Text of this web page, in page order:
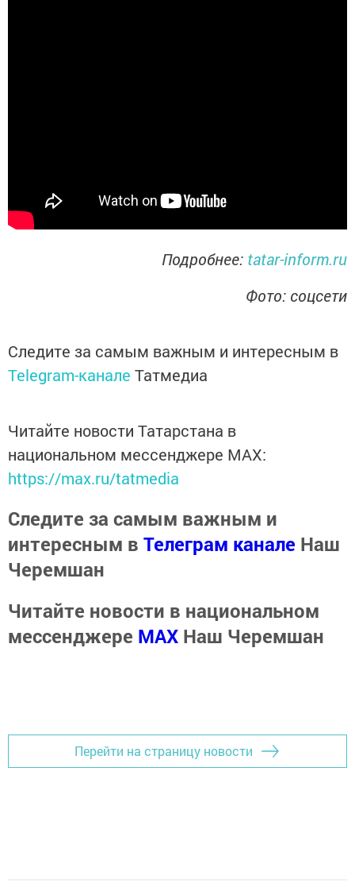
Подробнее: tatar-inform.ru
Фото: соцсети
Следите за самым важным и интересным в
Telegram-канале Татмедиа
Читайте новости Татарстана в
национальном мессенджере MАХ:
https://max.ru/tatmedia
Следите за самым важным и
интересным в Телеграм канале Наш
Черемшан
Читайте новости в национальном
мессенджере MАХ Наш Черемшан
Перейти на страницу новости